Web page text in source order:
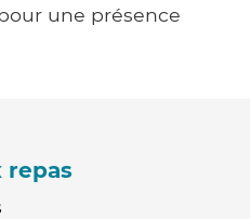
une présence
repas